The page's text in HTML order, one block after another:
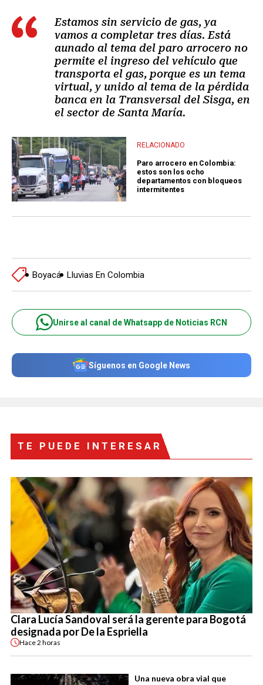
Estamos sin servicio de gas, ya
vamos a completar tres días. Está
aunado al tema del paro arrocero no
permite el ingreso del vehículo que
transporta el gas, porque es un tema
virtual, y unido al tema de la pérdida
banca en la Transversal del Sisga, en
el sector de Santa María.
RELACIONADO
Paro arrocero en Colombia:
estos son los ocho
departamentos con bloqueos
intermitentes
Boyacá Lluvias En Colombia
Unirse al canal de Whatsapp de Noticias RCN
Síguenos en Google News
TE PUEDE INTERESAR
Clara Lucía Sandoval será la gerente para Bogotá
designada por De la Espriella
Hace2 horas
Una nueva obra vial que